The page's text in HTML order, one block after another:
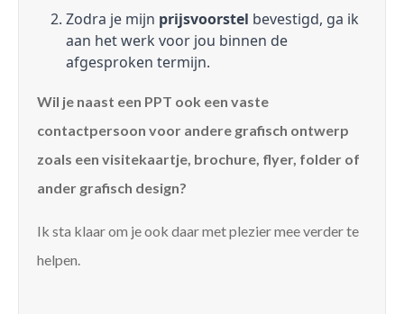
Zodra je mijn prijsvoorstel bevestigd, ga ik
aan het werk voor jou binnen de
afgesproken termijn.
Wil je naast een PPT ook een vaste
contactpersoon voor andere grafisch ontwerp
zoals een visitekaartje, brochure, flyer, folder of
ander grafisch design?
Ik sta klaar om je ook daar met plezier mee verder te
helpen.